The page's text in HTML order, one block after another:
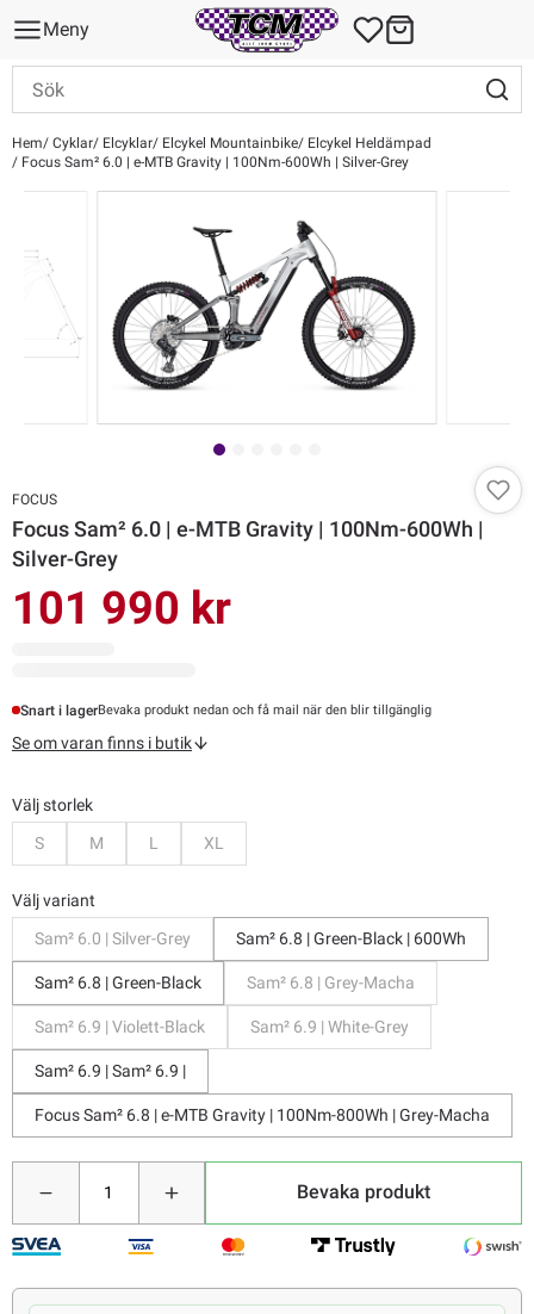
Meny
Hem Cyklar Elcyklar Elcykel Mountainbike
Elcykel Heldämpad
Focus Sam² 6.0 | e-MTB Gravity | 100Nm-600Wh | Silver-Grey
FOCUS
Focus Sam² 6.0 | e-MTB Gravity | 100Nm-600Wh |
Silver-Grey
101 990 kr
Snart i lagerBevaka produkt nedan och få mail när den blir tillgänglig
Se om varan finns i butik
Välj storlek
S
M L XL
Välj variant
Sam² 6.0 | Silver-Grey
Sam² 6.8 | Green-Black | 600Wh
Sam² 6.8 | Green-Black Sam² 6.8 | Grey-Macha
Sam² 6.9 | Violett-Black Sam² 6.9 | White-Grey
Sam² 6.9 | Sam² 6.9 |
Focus Sam² 6.8 | e-MTB Gravity | 100Nm-800Wh | Grey-Macha
Bevaka produkt